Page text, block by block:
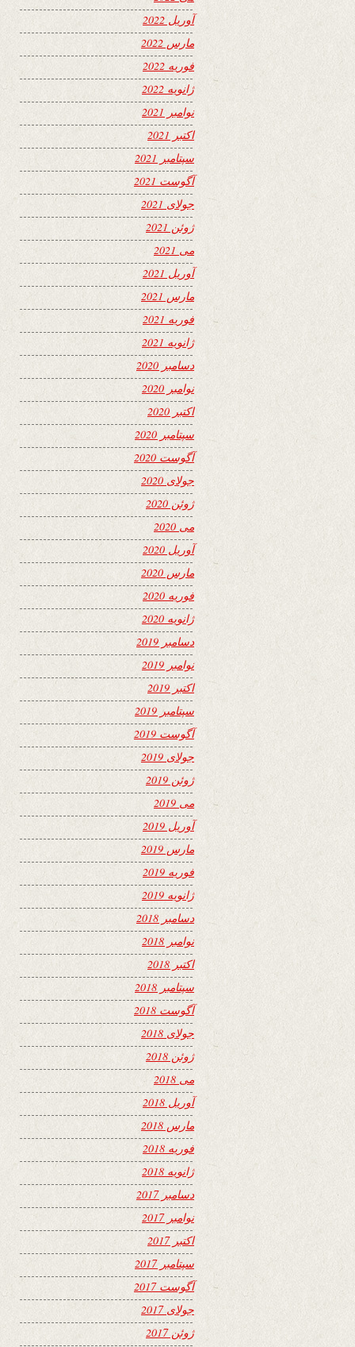
آوریل 2022
مارس 2022
فوریه 2022
ژانویه 2022
نوامبر 2021
اکتبر 2021
سپتامبر 2021
آگوست 2021
جولای 2021
ژوئن 2021
می 2021
آوریل 2021
مارس 2021
فوریه 2021
ژانویه 2021
دسامبر 2020
نوامبر 2020
اکتبر 2020
سپتامبر 2020
آگوست 2020
جولای 2020
ژوئن 2020
می 2020
آوریل 2020
مارس 2020
فوریه 2020
ژانویه 2020
دسامبر 2019
نوامبر 2019
اکتبر 2019
سپتامبر 2019
آگوست 2019
جولای 2019
ژوئن 2019
می 2019
آوریل 2019
مارس 2019
فوریه 2019
ژانویه 2019
دسامبر 2018
نوامبر 2018
اکتبر 2018
سپتامبر 2018
آگوست 2018
جولای 2018
ژوئن 2018
می 2018
آوریل 2018
مارس 2018
فوریه 2018
ژانویه 2018
دسامبر 2017
نوامبر 2017
اکتبر 2017
سپتامبر 2017
آگوست 2017
جولای 2017
ژوئن 2017